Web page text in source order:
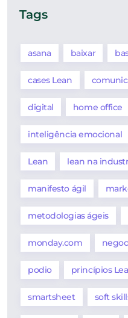
Tags
asana baixar
cases Lean
digital home office
inteligência emocional
Lean lean na
manifesto ágil
metodologias ágeis
monday.com
podio princípios
smartsheet soft